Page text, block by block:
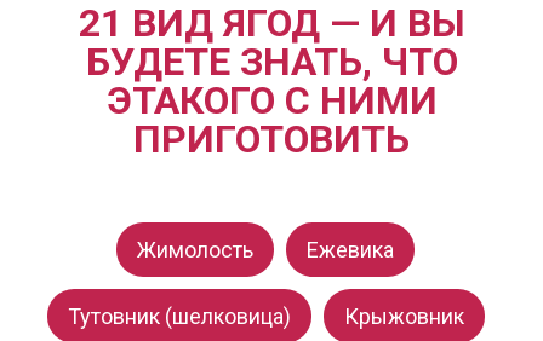
21 ВИД ЯГОД — И ВЫ
БУДЕТЕ ЗНАТЬ, ЧТО
ЭТАКОГО С НИМИ
ПРИГОТОВИТЬ
Жимолость Ежевика
Тутовник (шелковица) Крыжовник